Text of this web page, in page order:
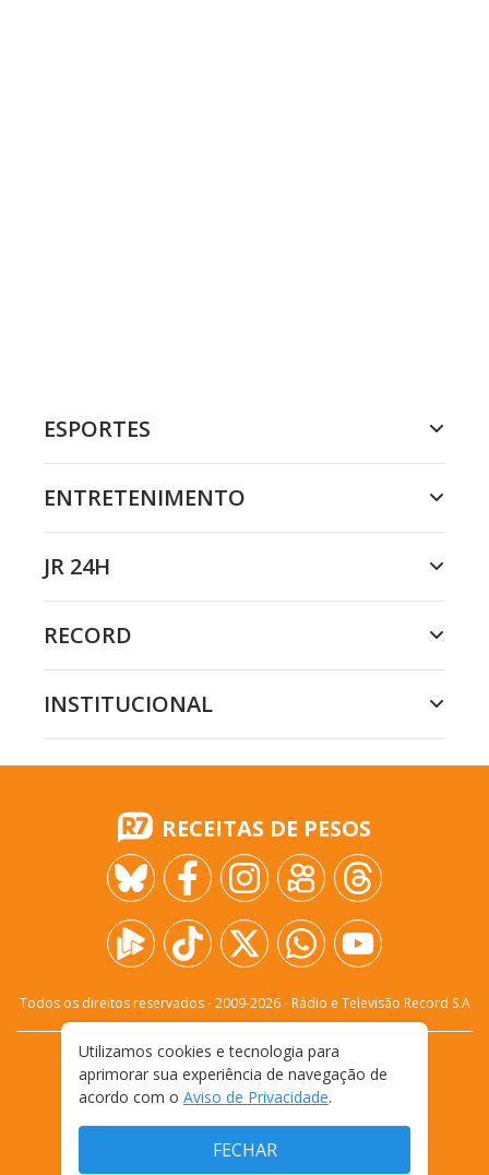
ESPORTES
ENTRETENIMENTO
JR 24H
RECORD
INSTITUCIONAL
RECEITAS DE PESOS
Todos os direitos reservados - 2009-2026- Rádio e Televisão Record S.A
FALE CONOSCO
PRIVACIDADE
TERMOS E CONDIÇÕES DE USO
Utilizamos cookies e tecnologia para
aprimorar sua experiência de navegação de
acordo com o Aviso de Privacidade.
FECHAR